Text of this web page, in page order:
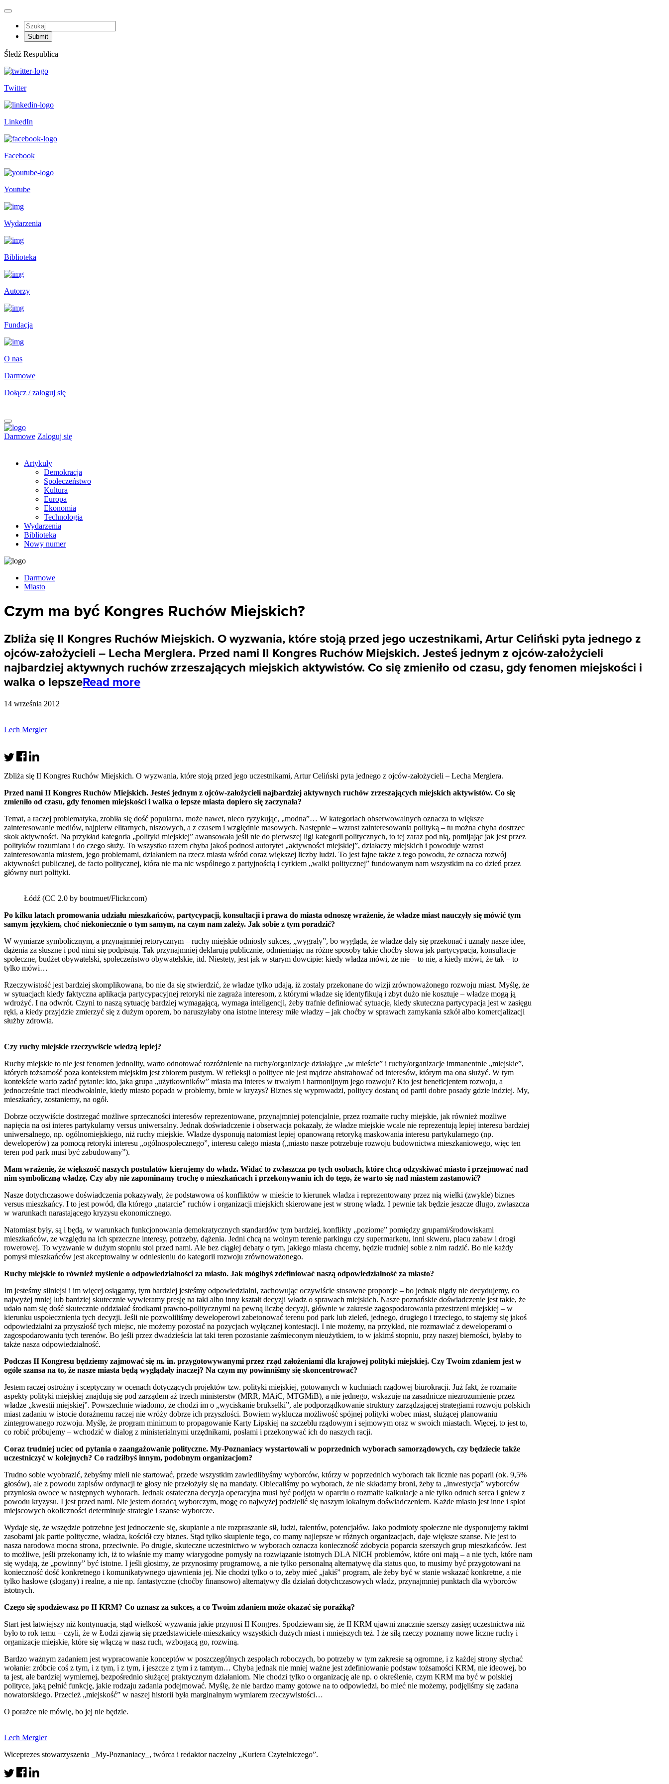
Śledź Respublica
Twitter
LinkedIn
Facebook
Youtube
Wydarzenia
Biblioteka
Autorzy
Fundacja
O nas
Darmowe
Dołącz / zaloguj się
Darmowe Zaloguj się
Artykuły
Demokracja
Społeczeństwo
Kultura
Europa
Ekonomia
Technologia
Wydarzenia
Biblioteka
Nowy numer
Darmowe
Miasto
Czym ma być Kongres Ruchów Miejskich?
Zbliża się II Kongres Ruchów Miejskich. O wyzwania, które stoją przed jego uczestnikami, Artur Celiński pyta jednego z
ojców-założycieli – Lecha Merglera. Przed nami II Kongres Ruchów Miejskich. Jesteś jednym z ojców-założycieli
najbardziej aktywnych ruchów zrzeszających miejskich aktywistów. Co się zmieniło od czasu, gdy fenomen miejskości i
walka o lepszeRead more
14 września 2012
Lech Mergler
Zbliża się II Kongres Ruchów Miejskich. O wyzwania, które stoją przed jego uczestnikami, Artur Celiński pyta jednego z ojców-założycieli – Lecha Merglera.
Przed nami II Kongres Ruchów Miejskich. Jesteś jednym z ojców-założycieli najbardziej aktywnych ruchów zrzeszających miejskich aktywistów. Co się
zmieniło od czasu, gdy fenomen miejskości i walka o lepsze miasta dopiero się zaczynała?
Temat, a raczej problematyka, zrobiła się dość popularna, może nawet, nieco ryzykując, „modna”… W kategoriach obserwowalnych oznacza to większe
zainteresowanie mediów, najpierw elitarnych, niszowych, a z czasem i względnie masowych. Następnie – wzrost zainteresowania polityką – tu można chyba dostrzec
skok aktywności. Na przykład kategoria „polityki miejskiej” awansowała jeśli nie do pierwszej ligi kategorii politycznych, to tej zaraz pod nią, pomijając jak jest przez
polityków rozumiana i do czego służy. To wszystko razem chyba jakoś podnosi autorytet „aktywności miejskiej”, działaczy miejskich i powoduje wzrost
zainteresowania miastem, jego problemami, działaniem na rzecz miasta wśród coraz większej liczby ludzi. To jest fajne także z tego powodu, że oznacza rozwój
aktywności publicznej, de facto politycznej, która nie ma nic wspólnego z partyjnością i cyrkiem „walki politycznej” fundowanym nam wszystkim na co dzień przez
główny nurt polityki.
Łódź (CC 2.0 by boutmuet/Flickr.com)
Po kilku latach promowania udziału mieszkańców, partycypacji, konsultacji i prawa do miasta odnoszę wrażenie, że władze miast nauczyły się mówić tym
samym językiem, choć niekoniecznie o tym samym, na czym nam zależy. Jak sobie z tym poradzić?
W wymiarze symbolicznym, a przynajmniej retorycznym – ruchy miejskie odniosły sukces, „wygrały”, bo wygląda, że władze dały się przekonać i uznały nasze idee,
dążenia za słuszne i pod nimi się podpisują. Tak przynajmniej deklarują publicznie, odmieniając na różne sposoby takie choćby słowa jak partycypacja, konsultacje
społeczne, budżet obywatelski, społeczeństwo obywatelskie, itd. Niestety, jest jak w starym dowcipie: kiedy władza mówi, że nie – to nie, a kiedy mówi, że tak – to
tylko mówi…
Rzeczywistość jest bardziej skomplikowana, bo nie da się stwierdzić, że władze tylko udają, iż zostały przekonane do wizji zrównoważonego rozwoju miast. Myślę, że
w sytuacjach kiedy faktyczna aplikacja partycypacyjnej retoryki nie zagraża interesom, z którymi władze się identyfikują i zbyt dużo nie kosztuje – władze mogą ją
wdrożyć. I na odwrót. Czyni to naszą sytuację bardziej wymagającą, wymaga inteligencji, żeby trafnie definiować sytuacje, kiedy skuteczna partycypacja jest w zasięgu
ręki, a kiedy przyjdzie zmierzyć się z dużym oporem, bo naruszyłaby ona istotne interesy miłe władzy – jak choćby w sprawach zamykania szkół albo komercjalizacji
służby zdrowia.
Czy ruchy miejskie rzeczywiście wiedzą lepiej?
Ruchy miejskie to nie jest fenomen jednolity, warto odnotować rozróżnienie na ruchy/organizacje działające „w mieście” i ruchy/organizacje immanentnie „miejskie”,
których tożsamość poza kontekstem miejskim jest zbiorem pustym. W refleksji o polityce nie jest mądrze abstrahować od interesów, którym ma ona służyć. W tym
kontekście warto zadać pytanie: kto, jaka grupa „użytkowników” miasta ma interes w trwałym i harmonijnym jego rozwoju? Kto jest beneficjentem rozwoju, a
jednocześnie traci nieodwołalnie, kiedy miasto popada w problemy, brnie w kryzys? Biznes się wyprowadzi, politycy dostaną od partii dobre posady gdzie indziej. My,
mieszkańcy, zostaniemy, na ogół.
Dobrze oczywiście dostrzegać możliwe sprzeczności interesów reprezentowane, przynajmniej potencjalnie, przez rozmaite ruchy miejskie, jak również możliwe
napięcia na osi interes partykularny versus uniwersalny. Jednak doświadczenie i obserwacja pokazały, że władze miejskie wcale nie reprezentują lepiej interesu bardziej
uniwersalnego, np. ogólnomiejskiego, niż ruchy miejskie. Władze dysponują natomiast lepiej opanowaną retoryką maskowania interesu partykularnego (np.
deweloperów) za pomocą retoryki interesu „ogólnospołecznego”, interesu całego miasta („miasto nasze potrzebuje rozwoju budownictwa mieszkaniowego, więc ten
teren pod park musi być zabudowany”).
Mam wrażenie, że większość naszych postulatów kierujemy do władz. Widać to zwłaszcza po tych osobach, które chcą odzyskiwać miasto i przejmować nad
nim symboliczną władzę. Czy aby nie zapominamy trochę o mieszkańcach i przekonywaniu ich do tego, że warto się nad miastem zastanowić?
Nasze dotychczasowe doświadczenia pokazywały, że podstawowa oś konfliktów w mieście to kierunek władza i reprezentowany przez nią wielki (zwykle) biznes
versus mieszkańcy. I to jest powód, dla którego „natarcie” ruchów i organizacji miejskich skierowane jest w stronę władz. I pewnie tak będzie jeszcze długo, zwłaszcza
w warunkach narastającego kryzysu ekonomicznego.
Natomiast były, są i będą, w warunkach funkcjonowania demokratycznych standardów tym bardziej, konflikty „poziome” pomiędzy grupami/środowiskami
mieszkańców, ze względu na ich sprzeczne interesy, potrzeby, dążenia. Jedni chcą na wolnym terenie parkingu czy supermarketu, inni skweru, placu zabaw i drogi
rowerowej. To wyzwanie w dużym stopniu stoi przed nami. Ale bez ciągłej debaty o tym, jakiego miasta chcemy, będzie trudniej sobie z nim radzić. Bo nie każdy
pomysł mieszkańców jest akceptowalny w odniesieniu do kategorii rozwoju zrównoważonego.
Ruchy miejskie to również myślenie o odpowiedzialności za miasto. Jak mógłbyś zdefiniować naszą odpowiedzialność za miasto?
Im jesteśmy silniejsi i im więcej osiągamy, tym bardziej jesteśmy odpowiedzialni, zachowując oczywiście stosowne proporcje – bo jednak nigdy nie decydujemy, co
najwyżej mniej lub bardziej skutecznie wywieramy presję na taki albo inny kształt decyzji władz o sprawach miejskich. Nasze poznańskie doświadczenie jest takie, że
udało nam się dość skutecznie oddziałać środkami prawno-politycznymi na pewną liczbę decyzji, głównie w zakresie zagospodarowania przestrzeni miejskiej – w
kierunku uspołecznienia tych decyzji. Jeśli nie pozwoliliśmy deweloperowi zabetonować terenu pod park lub zieleń, jednego, drugiego i trzeciego, to stajemy się jakoś
odpowiedzialni za przyszłość tych miejsc, nie możemy pozostać na pozycjach wyłącznej kontestacji. I nie możemy, na przykład, nie rozmawiać z deweloperami o
zagospodarowaniu tych terenów. Bo jeśli przez dwadzieścia lat taki teren pozostanie zaśmieconym nieużytkiem, to w jakimś stopniu, przy naszej bierności, byłaby to
także nasza odpowiedzialność.
Podczas II Kongresu będziemy zajmować się m. in. przygotowywanymi przez rząd założeniami dla krajowej polityki miejskiej. Czy Twoim zdaniem jest w
ogóle szansa na to, że nasze miasta będą wyglądały inaczej? Na czym my powinniśmy się skoncentrować?
Jestem raczej ostrożny i sceptyczny w ocenach dotyczących projektów tzw. polityki miejskiej, gotowanych w kuchniach rządowej biurokracji. Już fakt, że rozmaite
aspekty polityki miejskiej znajdują się pod zarządem aż trzech ministerstw (MRR, MAiC, MTGMiB), a nie jednego, wskazuje na zasadnicze niezrozumienie przez
władze „kwestii miejskiej”. Powszechnie wiadomo, że chodzi im o „wyciskanie brukselki”, ale podporządkowanie struktury zarządzającej strategiami rozwoju polskich
miast zadaniu w istocie doraźnemu raczej nie wróży dobrze ich przyszłości. Bowiem wyklucza możliwość spójnej polityki wobec miast, służącej planowaniu
zintegrowanego rozwoju. Myślę, że program minimum to propagowanie Karty Lipskiej na szczeblu rządowym i sejmowym oraz w swoich miastach. Więcej, to jest to,
co robić próbujemy – wchodzić w dialog z ministerialnymi urzędnikami, posłami i przekonywać ich do naszych racji.
Coraz trudniej uciec od pytania o zaangażowanie polityczne. My-Poznaniacy wystartowali w poprzednich wyborach samorządowych, czy będziecie także
uczestniczyć w kolejnych? Co radziłbyś innym, podobnym organizacjom?
Trudno sobie wyobrazić, żebyśmy mieli nie startować, przede wszystkim zawiedlibyśmy wyborców, którzy w poprzednich wyborach tak licznie nas poparli (ok. 9,5%
głosów), ale z powodu zapisów ordynacji te głosy nie przełożyły się na mandaty. Obiecaliśmy po wyborach, że nie składamy broni, żeby ta „inwestycja” wyborców
przyniosła owoce w następnych wyborach. Jednak ostateczna decyzja operacyjna musi być podjęta w oparciu o rozmaite kalkulacje a nie tylko odruch serca i gniew z
powodu kryzysu. I jest przed nami. Nie jestem doradcą wyborczym, mogę co najwyżej podzielić się naszym lokalnym doświadczeniem. Każde miasto jest inne i splot
miejscowych okoliczności determinuje strategie i szanse wyborcze.
Wydaje się, że wszędzie potrzebne jest jednoczenie się, skupianie a nie rozpraszanie sił, ludzi, talentów, potencjałów. Jako podmioty społeczne nie dysponujemy takimi
zasobami jak partie polityczne, władza, kościół czy biznes. Stąd tylko skupienie tego, co mamy najlepsze w różnych organizacjach, daje większe szanse. Nie jest to
nasza narodowa mocna strona, przeciwnie. Po drugie, skuteczne uczestnictwo w wyborach oznacza konieczność zdobycia poparcia szerszych grup mieszkańców. Jest
to możliwe, jeśli przekonamy ich, iż to właśnie my mamy wiarygodne pomysły na rozwiązanie istotnych DLA NICH problemów, które oni mają – a nie tych, które nam
się wydają, że „powinny” być istotne. I jeśli głosimy, że przynosimy programową, a nie tylko personalną alternatywę dla status quo, to musimy być przygotowani na
konieczność dość konkretnego i komunikatywnego ujawnienia jej. Nie chodzi tylko o to, żeby mieć „jakiś” program, ale żeby być w stanie wskazać konkretne, a nie
tylko hasłowe (slogany) i realne, a nie np. fantastyczne (choćby finansowo) alternatywy dla działań dotychczasowych władz, przynajmniej punktach dla wyborców
istotnych.
Czego się spodziewasz po II KRM? Co uznasz za sukces, a co Twoim zdaniem może okazać się porażką?
Start jest łatwiejszy niż kontynuacja, stąd wielkość wyzwania jakie przynosi II Kongres. Spodziewam się, że II KRM ujawni znacznie szerszy zasięg uczestnictwa niż
było to rok temu – czyli, że w Łodzi zjawią się przedstawiciele-mieszkańcy wszystkich dużych miast i mniejszych też. I że siłą rzeczy poznamy nowe liczne ruchy i
organizacje miejskie, które się włączą w nasz ruch, wzbogacą go, rozwiną.
Bardzo ważnym zadaniem jest wypracowanie konceptów w poszczególnych zespołach roboczych, bo potrzeby w tym zakresie są ogromne, i z każdej strony słychać
wołanie: zróbcie coś z tym, i z tym, i z tym, i jeszcze z tym i z tamtym… Chyba jednak nie mniej ważne jest zdefiniowanie podstaw tożsamości KRM, nie ideowej, bo
ta jest, ale bardziej wymiernej, bezpośrednio służącej praktycznym działaniom. Nie chodzi tylko o organizację ale np. o określenie, czym KRM ma być w polskiej
polityce, jaką pełnić funkcję, jakie rodzaju zadania podejmować. Myślę, że nie bardzo mamy gotowe na to odpowiedzi, bo mieć nie możemy, podjęliśmy się zadana
nowatorskiego. Przecież „miejskość” w naszej historii była marginalnym wymiarem rzeczywistości…
O porażce nie mówię, bo jej nie będzie.
Lech Mergler
Wiceprezes stowarzyszenia _My-Poznaniacy_, twórca i redaktor naczelny „Kuriera Czytelniczego”.